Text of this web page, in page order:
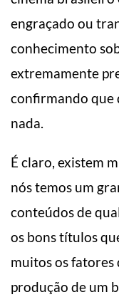
engraçado ou
conhecimento
extremamente
confirmando que
nada.
É claro, existem
nós temos um
conteúdos de
os bons títulos
muitos os fatores
produção de um